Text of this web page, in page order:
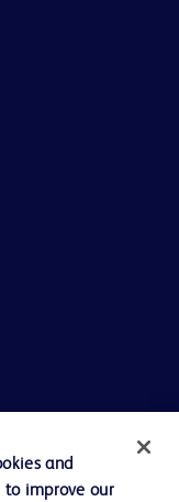
and
to improve our